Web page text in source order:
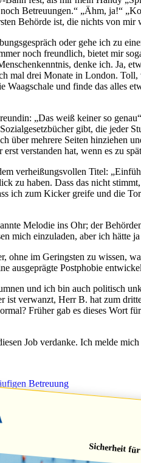
Betreuungen.“ „Ähm, ja!“
Behörde ist, die nichts von mir
oder gehe ich zu
noch freundlich, bietet mir
denke ich. Ja,
mal drei Monate in London.
und finde das alles
„Das weiß keiner so
gibt, die jeder
über mehrere Seiten hinziehen
verstanden hat, wenn es zu
verheißungsvollen Titel:
zu haben. Dass das nicht
ich zum Kicker greife und die
Melodie ins Ohr; der
mich einzuladen, aber ich hätte
ohne im Geringsten zu wissen,
ausgeprägte Postphobie
und ich bin auch politisch
verwanzt, Herr B. hat zum
Früher gab es dieses Wort
Job verdanke. Ich melde
Betreuung
Sicherheit